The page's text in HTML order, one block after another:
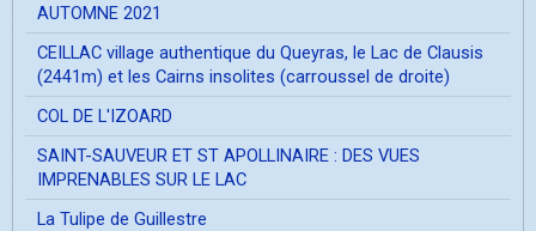
AUTOMNE 2021
CEILLAC village authentique du Queyras, le Lac de Clausis
(2441m) et les Cairns insolites (carroussel de droite)
COL DE L'IZOARD
SAINT-SAUVEUR ET ST APOLLINAIRE : DES VUES
IMPRENABLES SUR LE LAC
La Tulipe de Guillestre